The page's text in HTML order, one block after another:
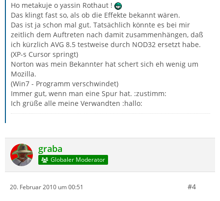
Ho metakuje o yassin Rothaut !
Das klingt fast so, als ob die Effekte bekannt wären.
Das ist ja schon mal gut. Tatsächlich könnte es bei mir
zeitlich dem Auftreten nach damit zusammenhängen, daß
ich kürzlich AVG 8.5 testweise durch NOD32 ersetzt habe.
(XP-s Cursor springt)
Norton was mein Bekannter hat schert sich eh wenig um
Mozilla.
(Win7 - Programm verschwindet)
Immer gut, wenn man eine Spur hat. :zustimm:
Ich grüße alle meine Verwandten :hallo:
graba
Globaler Moderator
20. Februar 2010 um 00:51 #4